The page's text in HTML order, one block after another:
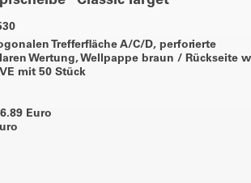
Trefferfläche A/C/D, perforierte
Wertung, Wellpappe braun / Rückseite
mit 50 Stück
Euro